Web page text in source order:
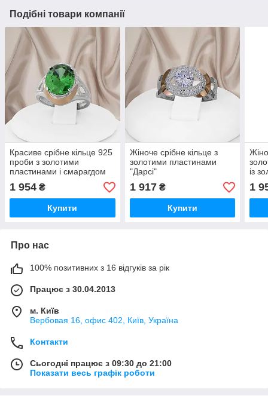
Подібні товари компанії
Красиве срібне кільце 925
проби з золотими
пластинами і смарагдом
1 954 ₴
Купити
Жіноче срібне кільце з
золотими пластинами
"Дарсі"
1 917₴
Купити
із
1
Про нас
100% позитивних з 16 відгуків за рік
Працює з 30.04.2013
м. Київ
Вербовая 16, офис 402, Київ, Україна
Контакти
Сьогодні працює з 09:30 до 21:00
Показати весь графік роботи